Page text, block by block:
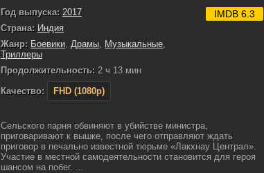
Год выпуска: 2017
Страна: Индия
Жанр: Боевики Драмы Музыкальные
Триллеры
Продолжительность: 2 ч 13 мин
Качество:
FHD (1080p)
IMDB 6.3
Сельского парня обвиняют в убийстве министра,
приговаривают к вышке, после чего отправляют ждать
приговор в печально известной тюрьме «Лакхнау Централ».
Участие в местной самодеятельности становится для героя
шансом на побег. ...